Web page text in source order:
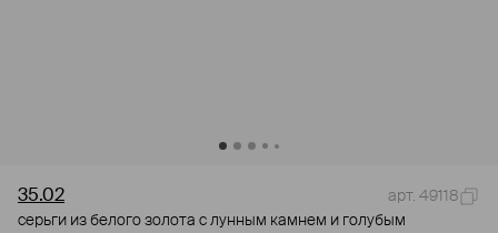
35.02
арт. 49118
серьги из белого золота с лунным камнем и голубым